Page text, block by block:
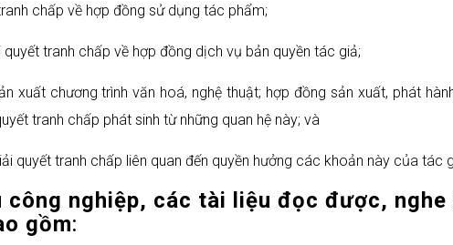
chấp về hợp đồng sử dụng tác phẩm;
tranh chấp về hợp đồng dịch vụ bản quyền tác giả;
xuất chương trình văn hoá, nghệ thuật; hợp đồng sản xuất, phát
tranh chấp phát sinh từ những quan hệ này; và
quyết tranh chấp liên quan đến quyền hưởng các khoản này của tác
nghiệp, các tài liệu đọc được,
gồm: